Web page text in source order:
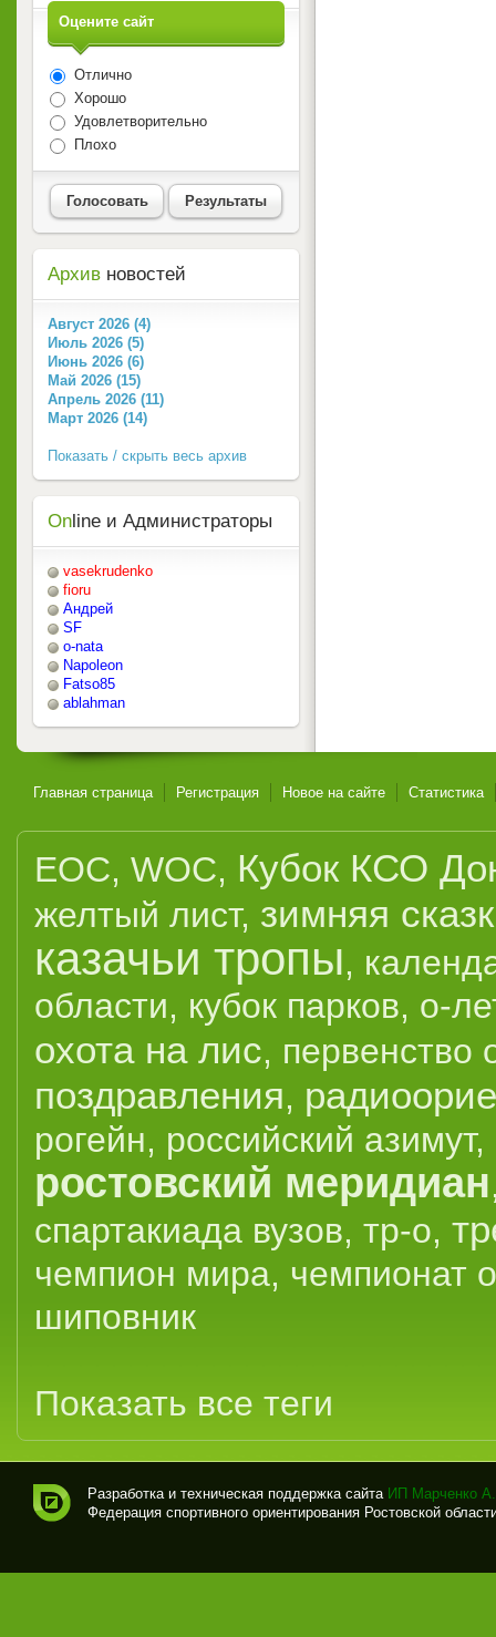
Оцените сайт
Отлично
Хорошо
Удовлетворительно
Плохо
Голосовать Результаты
Архив новостей
Август 2026 (4)
Июль 2026 (5)
Июнь 2026 (6)
Май 2026 (15)
Апрель 2026 (11)
Март 2026 (14)
Показать / скрыть весь архив
On line и Администраторы
vasekrudenko
fioru
Андрей
SF
o-nata
Napoleon
Fatso85
ablahman
Главная страница Регистрация Новое на сайте Статистика
EOC, WOC, Кубок КСО
желтый лист, зимняя
казачьи тропы,
области, кубок парков, о-
охота на лис, первенство
поздравления,
рогейн, российский азимут,
ростовский меридиан
спартакиада вузов, тр-о,
чемпион мира, чемпионат
шиповник
Показать все теги
вно
Разработка и техническая поддержка сайта ИП Марченко
Федерация спортивного ориентирования Ростовской